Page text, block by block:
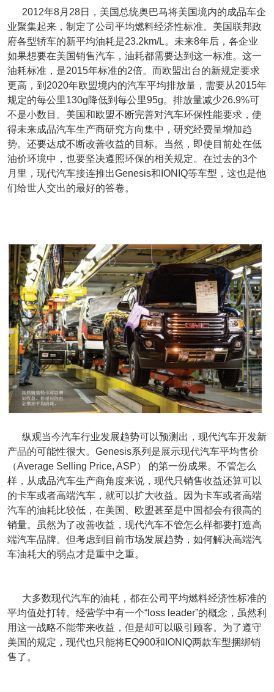
2012年8月28日，美国总统奥巴马将美国境内的成品车企
业聚集起来，制定了公司平均燃料经济性标准。美国联邦政
府各型轿车的新平均油耗是23.2km/L。未来8年后，各企业
如果想要在美国销售汽车，油耗都需要达到这一标准。这一
油耗标准，是2015年标准的2倍。而欧盟出台的新规定要求
更高，到2020年欧盟境内的汽车平均排放量，需要从2015年
规定的每公里130g降低到每公里95g。排放量减少26.9%可
不是小数目。美国和欧盟不断完善对汽车环保性能要求，使
得未来成品汽车生产商研究方向集中，研究经费呈增加趋
势。还要达成不断改善收益的目标。当然，即使目前处在低
油价环境中，也要坚决遵照环保的相关规定。在过去的3个
月里，现代汽车接连推出Genesis和IONIQ等车型，这也是他
们给世人交出的最好的答卷。
纵观当今汽车行业发展趋势可以预测出，现代汽车开发新
产品的可能性很大。Genesis系列是展示现代汽车平均售价
（Average Selling Price, ASP） 的第一份成果。不管怎么
样，从成品汽车生产商角度来说，现代只销售收益还算可以
的卡车或者高端汽车，就可以扩大收益。因为卡车或者高端
汽车的油耗比较低，在美国、欧盟甚至是中国都会有很高的
销量。虽然为了改善收益，现代汽车不管怎么样都要打造高
端汽车品牌。但考虑到目前市场发展趋势，如何解决高端汽
车油耗大的弱点才是重中之重。
大多数现代汽车的油耗，都在公司平均燃料经济性标准的
平均值处打转。经营学中有一个“loss leader”的概念，虽然利
用这一战略不能带来收益，但是却可以吸引顾客。为了遵守
美国的规定，现代也只能将EQ900和IONIQ两款车型捆绑销
售了。